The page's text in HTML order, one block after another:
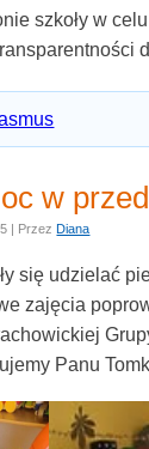
szkoły w celu
w
| Przez Diana
się udzielać
zajęcia
Panu